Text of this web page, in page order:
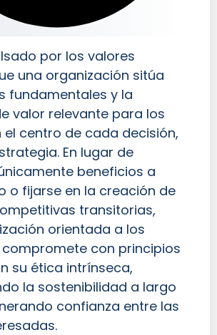
por los valores
una organización sitúa
fundamentales y la
valor relevante para los
el centro de cada decisión,
En lugar de
beneficios a
o fijarse en la creación de
transitorias,
orientada a los
con principios
su ética intrínseca,
la sostenibilidad a largo
confianza entre las